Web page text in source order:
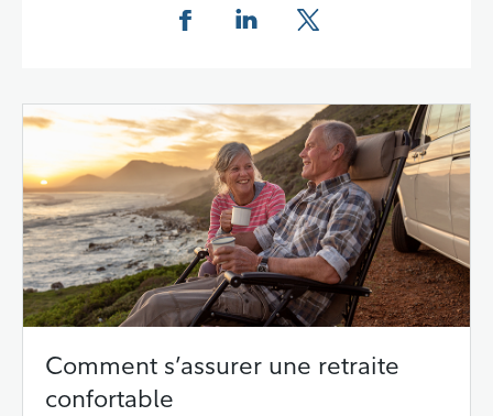
Comment s’assurer une retraite
confortable